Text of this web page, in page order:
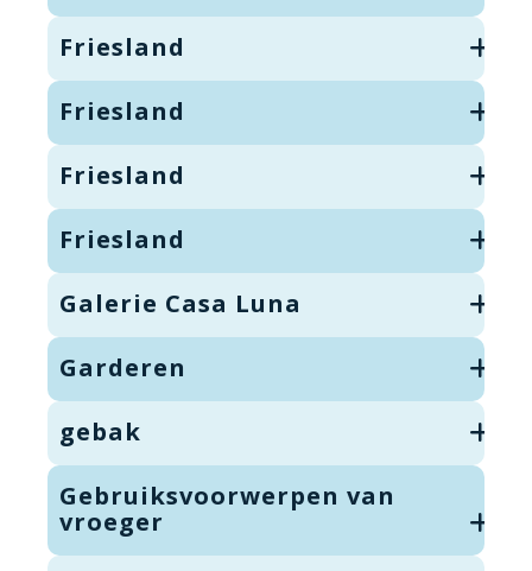
Friesland
Friesland
Friesland
Friesland
Galerie Casa Luna
Garderen
gebak
Gebruiksvoorwerpen van
vroeger